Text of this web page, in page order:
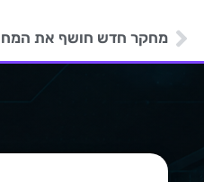
מחקר חדש חושף את